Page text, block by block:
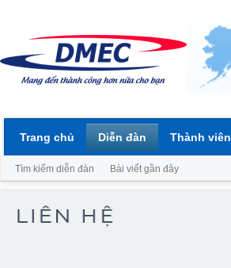
Trang chủ Diễn đàn
Tìm kiếm diễn đàn Bài viết gần đây
Thành viên